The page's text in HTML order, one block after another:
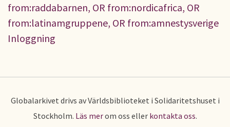
from:raddabarnen, OR from:nordicafrica, OR
from:latinamgruppene, OR from:amnestysverige
Inloggning
Globalarkivet drivs av Världsbiblioteket i Solidaritetshuset i
Stockholm. Läs merom oss eller kontakta oss.